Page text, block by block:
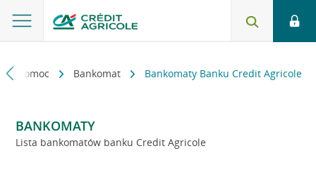
i pomoc Bankomat Bankomaty Banku Credit Agricole
BANKOMATY
Lista bankomatów banku Credit Agricole